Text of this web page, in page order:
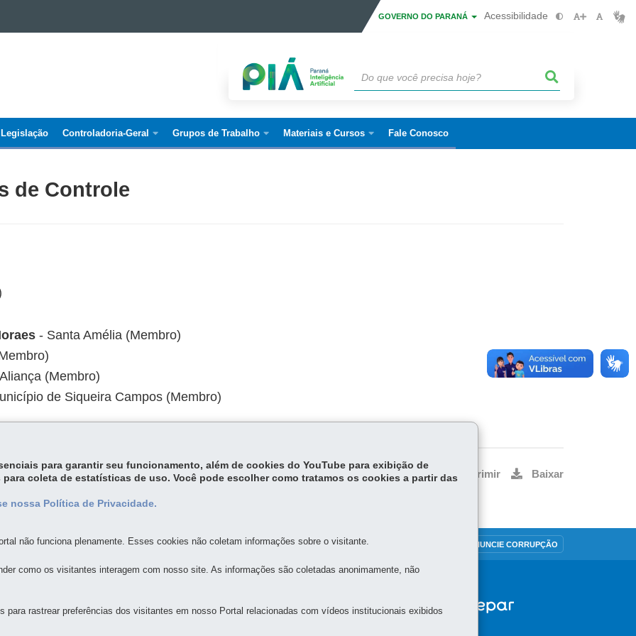
GOVERNO DO PARANÁ Acessibilidade
Legislação Controladoria-Geral Grupos de Trabalho Materiais e Cursos Fale Conosco
de Controle
- Santa Amélia (Membro)
(Membro)
de Siqueira Campos (Membro)
Voltar Início Imprimir Baixar
MAPA DO SITE DENUNCIE CORRUPÇÃO
DO ESTADO
- Centro Cívico-80530-010- Curitiba-PR
para garantir seu funcionamento, além de cookies do YouTube para exibição de
coleta de estatísticas de uso. Você pode escolher como tratamos os cookies a partir das
nossa Política de Privacidade.
não funciona plenamente. Esses cookies não coletam informações sobre o visitante.
como os visitantes interagem com nosso site. As informações são coletadas anonimamente, não
para rastrear preferências dos visitantes em nosso Portal relacionadas com vídeos institucionais exibidos